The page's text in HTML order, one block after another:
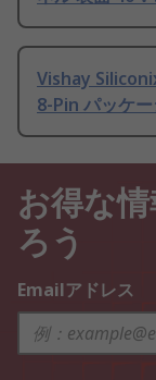
Vishay
8-Pin パッケ
お得な
ろう
Emailアドレス